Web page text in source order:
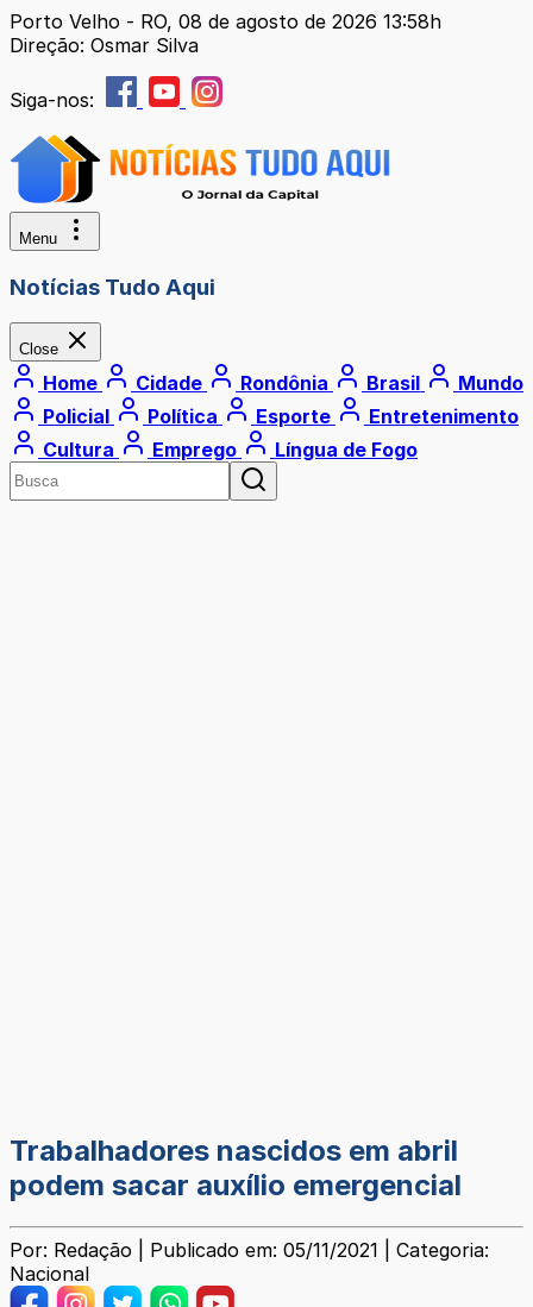
Porto Velho - RO, 08 de agosto de 2026 13:58h
Direção: Osmar Silva
Siga-nos:
Menu
Notícias Tudo Aqui
Close
Home Cidade Rondônia Brasil
Mundo
Policial
Política Esporte
Entretenimento
Cultura
Emprego Língua de Fogo
Trabalhadores nascidos em abril
podem sacar auxílio emergencial
Por: Redação | Publicado em: 05/11/2021 | Categoria:
Nacional